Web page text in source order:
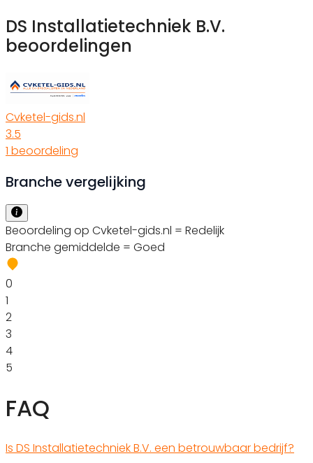
DS Installatietechniek B.V.
beoordelingen
Cvketel-gids.nl
3.5
1 beoordeling
Branche vergelijking
Beoordeling op Cvketel-gids.nl = Redelijk
Branche gemiddelde = Goed
0
1
2
3
4
5
FAQ
Is DS Installatietechniek B.V. een betrouwbaar bedrijf?